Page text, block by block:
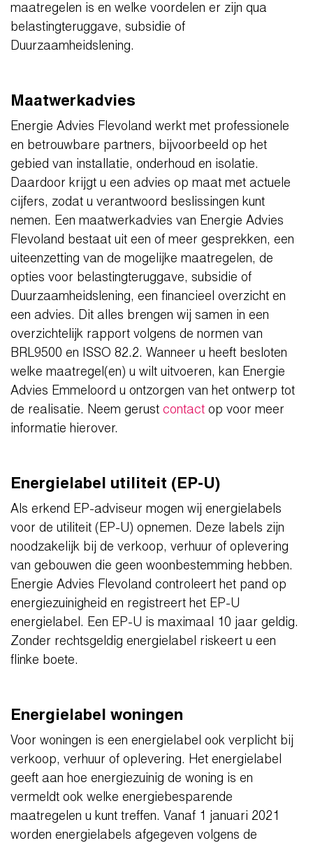
maatregelen is en welke voordelen er zijn qua
belastingteruggave, subsidie of
Duurzaamheidslening.
Maatwerkadvies
Energie Advies Flevoland werkt met professionele
en betrouwbare partners, bijvoorbeeld op het
gebied van installatie, onderhoud en isolatie.
Daardoor krijgt u een advies op maat met actuele
cijfers, zodat u verantwoord beslissingen kunt
nemen. Een maatwerkadvies van Energie Advies
Flevoland bestaat uit een of meer gesprekken, een
uiteenzetting van de mogelijke maatregelen, de
opties voor belastingteruggave, subsidie of
Duurzaamheidslening, een financieel overzicht en
een advies. Dit alles brengen wij samen in een
overzichtelijk rapport volgens de normen van
BRL9500 en ISSO 82.2. Wanneer u heeft besloten
welke maatregel(en) u wilt uitvoeren, kan Energie
Advies Emmeloord u ontzorgen van het ontwerp tot
de realisatie. Neem gerust contact op voor meer
informatie hierover.
Energielabel utiliteit (EP-U)
Als erkend EP-adviseur mogen wij energielabels
voor de utiliteit (EP-U) opnemen. Deze labels zijn
noodzakelijk bij de verkoop, verhuur of oplevering
van gebouwen die geen woonbestemming hebben.
Energie Advies Flevoland controleert het pand op
energiezuinigheid en registreert het EP-U
energielabel. Een EP-U is maximaal 10 jaar geldig.
Zonder rechtsgeldig energielabel riskeert u een
flinke boete.
Energielabel woningen
Voor woningen is een energielabel ook verplicht bij
verkoop, verhuur of oplevering. Het energielabel
geeft aan hoe energiezuinig de woning is en
vermeldt ook welke energiebesparende
maatregelen u kunt treffen. Vanaf 1 januari 2021
worden energielabels afgegeven volgens de